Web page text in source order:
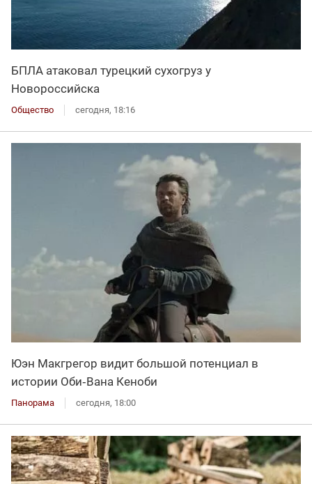
БПЛА атаковал турецкий сухогруз у
Новороссийска
Общество сегодня, 18:16
Юэн Макгрегор видит большой потенциал в
истории Оби‑Вана Кеноби
Панорама сегодня, 18:00